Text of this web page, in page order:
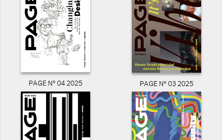
PAGE N° 04 2025 PAGE N° 03 2025